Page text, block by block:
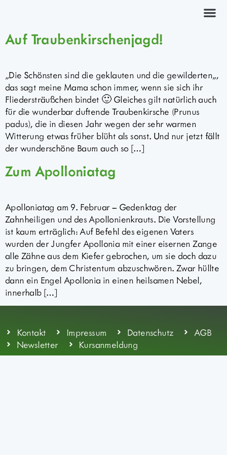
Auf Traubenkirschenjagd!
„Die Schönsten sind die geklauten und die gewilderten„,
das sagt meine Mama schon immer, wenn sie sich ihr
Fliedersträußchen bindet 🙂 Gleiches gilt natürlich auch
für die wunderbar duftende Traubenkirsche (Prunus
padus), die in diesen Jahr wegen der sehr warmen
Witterung etwas früher blüht als sonst. Und nur jetzt fällt
der wunderschöne Baum auch so […]
Zum Apolloniatag
Apolloniatag am 9. Februar – Gedenktag der
Zahnheiligen und des Apollonienkrauts. Die Vorstellung
ist kaum erträglich: Auf Befehl des eigenen Vaters
wurden der Jungfer Apollonia mit einer eisernen Zange
alle Zähne aus dem Kiefer gebrochen, um sie doch dazu
zu bringen, dem Christentum abzuschwören. Zwar hüllte
dann ein Engel Apollonia in einen heilsamen Nebel,
innerhalb […]
Kontakt Impressum Datenschutz
AGB
Newsletter
Kursanmeldung